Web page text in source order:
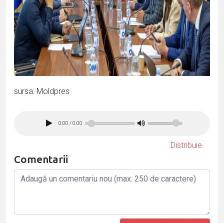
sursa: Moldpres
0:00 /0:00
Distribuie
Comentarii